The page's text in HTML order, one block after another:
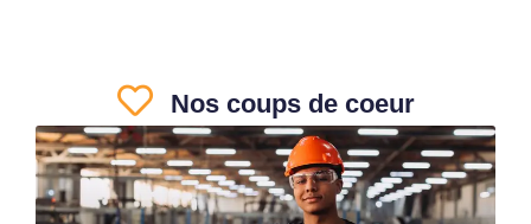
Nos coups de coeur